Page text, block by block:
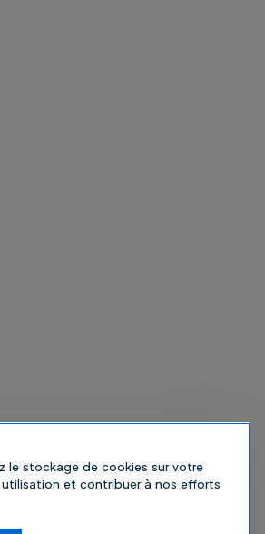
le stockage de cookies sur votre
utilisation et contribuer à nos efforts